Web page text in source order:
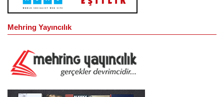
Mehring Yayıncılık